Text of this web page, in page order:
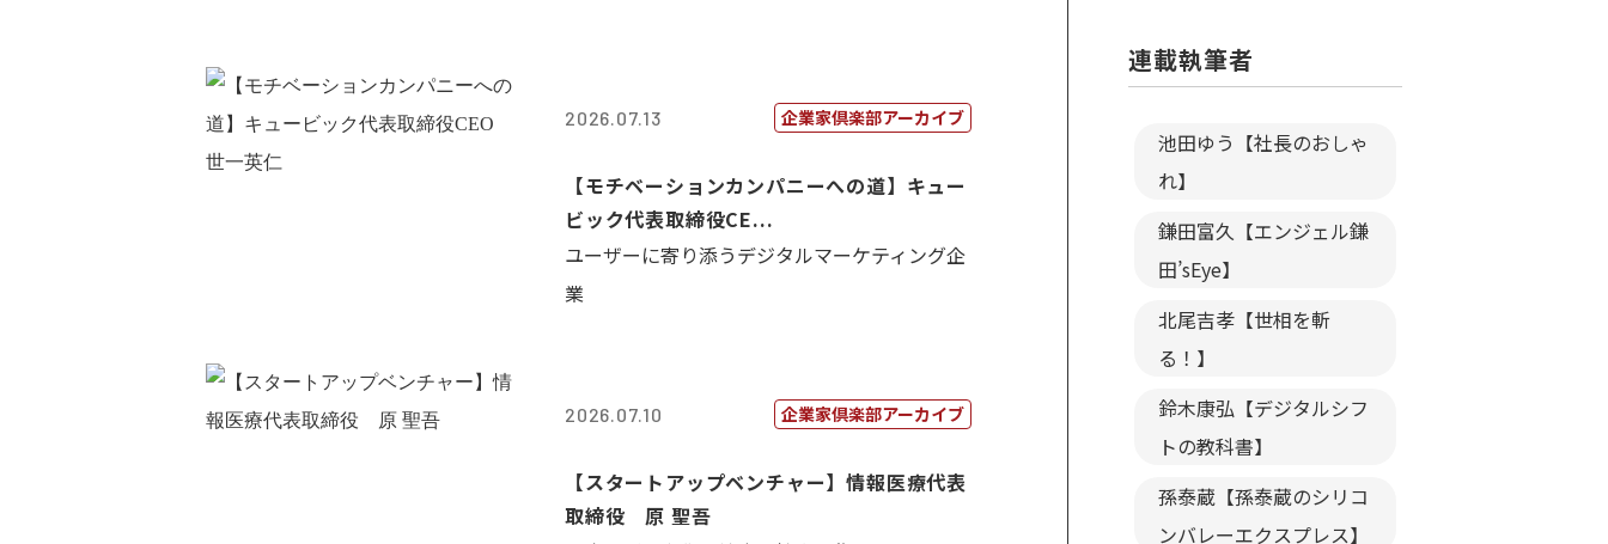
2026.07.13 企業家倶楽部アーカイブ
【モチベーションカンパニーへの道】キュー
ビック代表取締役CE...
ユーザーに寄り添うデジタルマーケティング企
業
2026.07.10 企業家倶楽部アーカイブ
【スタートアップベンチャー】情報医療代表
取締役 原 聖吾
連載執筆者
池田ゆう【社長のおしゃ
れ】
鎌田富久【エンジェル鎌
田’sEye】
北尾吉孝【世相を斬
る！】
鈴木康弘【デジタルシフ
トの教科書】
孫泰蔵【孫泰蔵のシリコ
ンバレーエクスプレス】